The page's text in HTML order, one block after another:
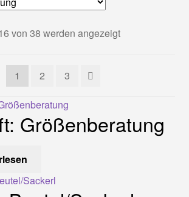
von 38 werden angezeigt
1 2 3
Größenberatung